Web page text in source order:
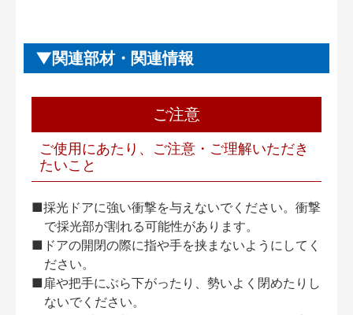
関連部材・関連情報
ご注意
ご使用にあたり、ご注意・ご理解いただき
たいこと
■採光ドアに強い衝撃を与えないでください。衝撃
で採光部が割れる可能性があります。
■ドアの開閉の際に指や手を挟まないようにしてく
ださい。
■扉や把手にぶら下がったり、勢いよく閉めたりし
ないでください。